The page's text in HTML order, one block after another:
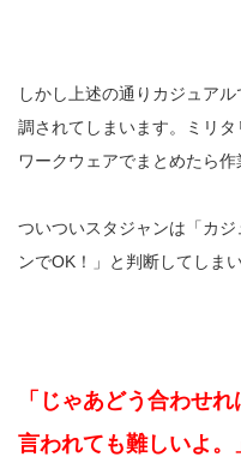
しかし上述の通りカジュア
調されてしまいます。ミリタ
ワークウェアでまとめたら作
ついついスタジャンは「カ
ンでOK！」と判断してしま
「じゃあどう合わせ
言われても難しいよ。